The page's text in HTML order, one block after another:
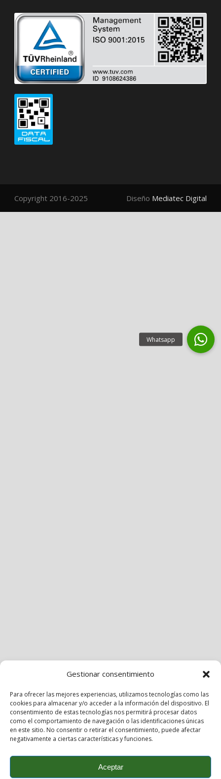
Gestionar consentimiento
Para ofrecer las mejores experiencias, utilizamos tecnologías como las
cookies para almacenar y/o acceder a la información del dispositivo. El
consentimiento de estas tecnologías nos permitirá procesar datos
como el comportamiento de navegación o las identificaciones únicas
en este sitio. No consentir o retirar el consentimiento, puede afectar
negativamente a ciertas características y funciones.
Aceptar
Copyright 2016-2025 Diseño Mediatec Digital